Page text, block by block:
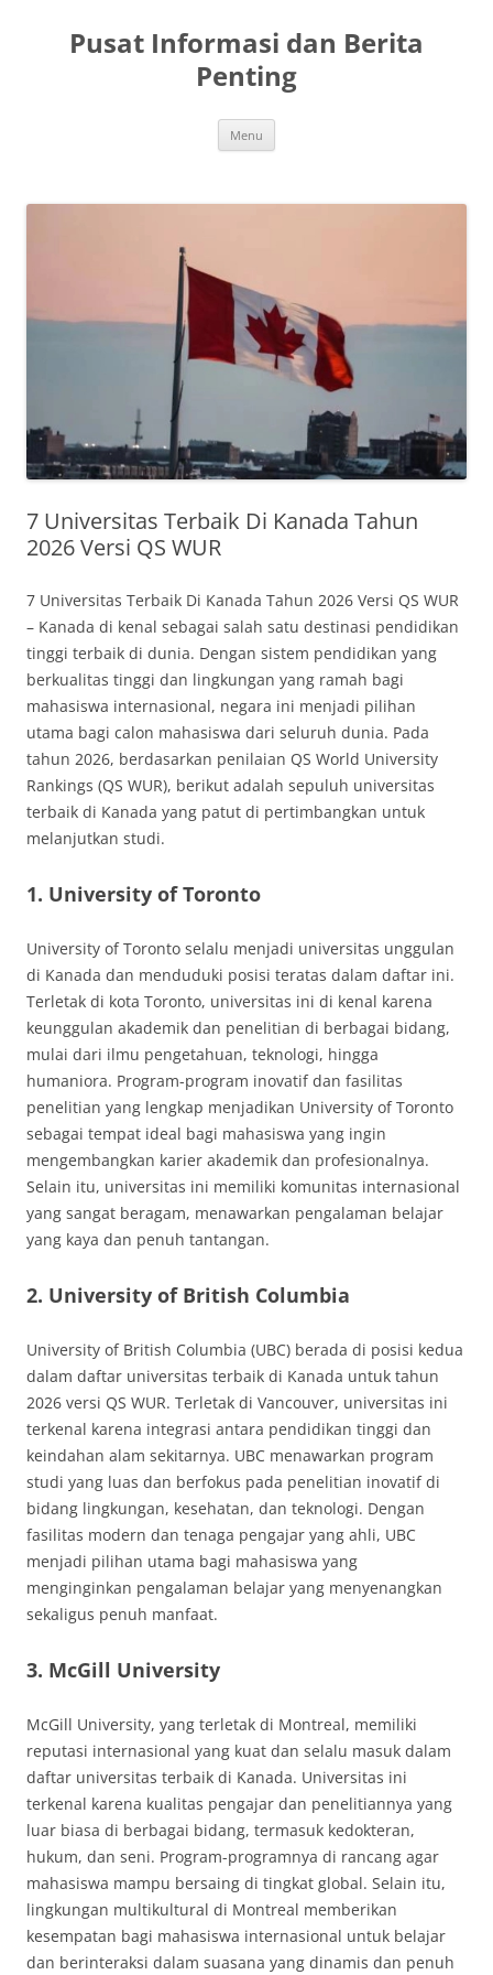
Pusat Informasi dan Berita
Penting
Menu
7 Universitas Terbaik Di Kanada Tahun
2026 Versi QS WUR
7 Universitas Terbaik Di Kanada Tahun 2026 Versi QS WUR
– Kanada di kenal sebagai salah satu destinasi pendidikan
tinggi terbaik di dunia. Dengan sistem pendidikan yang
berkualitas tinggi dan lingkungan yang ramah bagi
mahasiswa internasional, negara ini menjadi pilihan
utama bagi calon mahasiswa dari seluruh dunia. Pada
tahun 2026, berdasarkan penilaian QS World University
Rankings (QS WUR), berikut adalah sepuluh universitas
terbaik di Kanada yang patut di pertimbangkan untuk
melanjutkan studi.
1. University of Toronto
University of Toronto selalu menjadi universitas unggulan
di Kanada dan menduduki posisi teratas dalam daftar ini.
Terletak di kota Toronto, universitas ini di kenal karena
keunggulan akademik dan penelitian di berbagai bidang,
mulai dari ilmu pengetahuan, teknologi, hingga
humaniora. Program-program inovatif dan fasilitas
penelitian yang lengkap menjadikan University of Toronto
sebagai tempat ideal bagi mahasiswa yang ingin
mengembangkan karier akademik dan profesionalnya.
Selain itu, universitas ini memiliki komunitas internasional
yang sangat beragam, menawarkan pengalaman belajar
yang kaya dan penuh tantangan.
2. University of British Columbia
University of British Columbia (UBC) berada di posisi kedua
dalam daftar universitas terbaik di Kanada untuk tahun
2026 versi QS WUR. Terletak di Vancouver, universitas ini
terkenal karena integrasi antara pendidikan tinggi dan
keindahan alam sekitarnya. UBC menawarkan program
studi yang luas dan berfokus pada penelitian inovatif di
bidang lingkungan, kesehatan, dan teknologi. Dengan
fasilitas modern dan tenaga pengajar yang ahli, UBC
menjadi pilihan utama bagi mahasiswa yang
menginginkan pengalaman belajar yang menyenangkan
sekaligus penuh manfaat.
3. McGill University
McGill University, yang terletak di Montreal, memiliki
reputasi internasional yang kuat dan selalu masuk dalam
daftar universitas terbaik di Kanada. Universitas ini
terkenal karena kualitas pengajar dan penelitiannya yang
luar biasa di berbagai bidang, termasuk kedokteran,
hukum, dan seni. Program-programnya di rancang agar
mahasiswa mampu bersaing di tingkat global. Selain itu,
lingkungan multikultural di Montreal memberikan
kesempatan bagi mahasiswa internasional untuk belajar
dan berinteraksi dalam suasana yang dinamis dan penuh